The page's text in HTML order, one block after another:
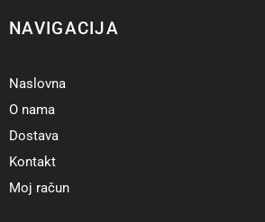
NAVIGACIJA
Naslovna
O nama
Dostava
Kontakt
Moj račun